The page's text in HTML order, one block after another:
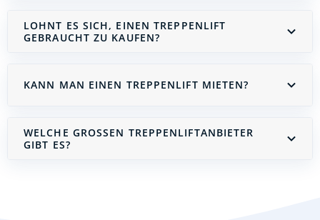
LOHNT ES SICH, EINEN TREPPENLIFT
GEBRAUCHT ZU KAUFEN?
KANN MAN EINEN TREPPENLIFT MIETEN?
WELCHE GROSSEN TREPPENLIFTANBIETER G
IBT ES?